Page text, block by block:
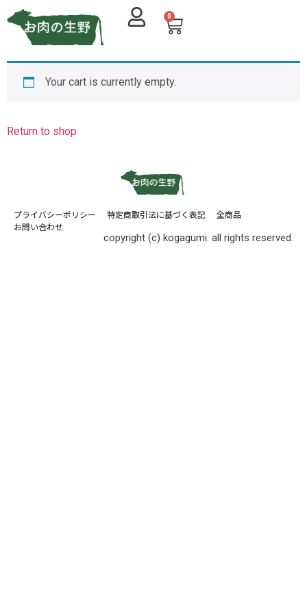
0
Your cart is currently empty.
Return to shop
プライバシーポリシー 特定商取引法に基づく表記
全商品
お問い合わせ
copyright (c) kogagumi. all rights reserved.